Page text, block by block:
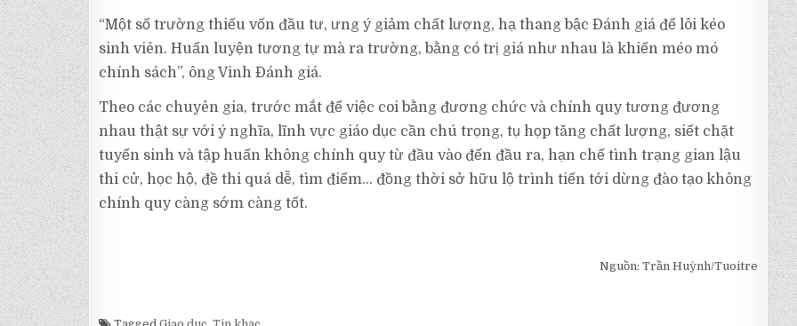
“Một số trường thiếu vốn đầu tư, ưng ý giảm chất lượng, hạ thang bậc Đánh giá để lôi kéo
sinh viên. Huấn luyện tương tự mà ra trường, bằng có trị giá như nhau là khiến méo mó
chính sách”, ông Vinh Đánh giá.
Theo các chuyên gia, trước mắt để việc coi bằng đương chức và chính quy tương đương
nhau thật sự với ý nghĩa, lĩnh vực giáo dục cần chú trọng, tụ họp tăng chất lượng, siết chặt
tuyển sinh và tập huấn không chính quy từ đầu vào đến đầu ra, hạn chế tình trạng gian lậu
thi cử, học hộ, đề thi quá dễ, tìm điểm… đồng thời sở hữu lộ trình tiến tới dừng đào tạo không
chính quy càng sớm càng tốt.
Nguồn: Trần Huỳnh/Tuoitre